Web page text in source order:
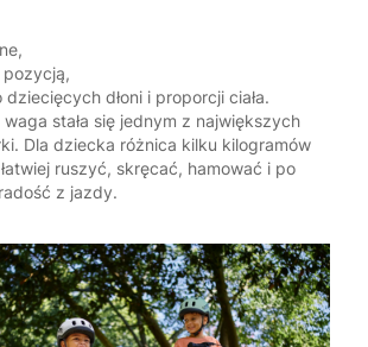
dłoni i proporcji ciała.
waga stała się jednym z największych
Dla dziecka różnica kilku kilogramów
ruszyć, skręcać, hamować i po
z jazdy.